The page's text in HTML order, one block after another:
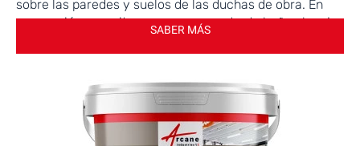
sobre las paredes y suelos de las duchas de obra. En
renovación, permite renovar su cuarto de baño al mejor
precio y es perfectamente impermeable.
SABER MÁS